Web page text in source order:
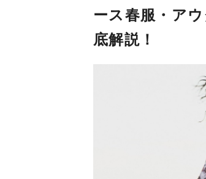
ース春服・ア
底解説！